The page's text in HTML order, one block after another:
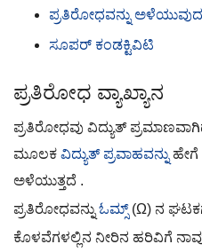
ಪ್ರತಿರೋಧವನ್ನು
ಸೂಪರ್ ಕಂಡಕ್ಟಿವಿಟಿ
ಪ್ರತಿರೋಧ ವ್ಯಾಖ್ಯಾನ
ಪ್ರತಿರೋಧವು ವಿದ್ಯುತ್
ಮೂಲಕ ವಿದ್ಯುತ್ ಪ್ರವಾಹವನ್ನು ಹೇಗೆ
ಅಳೆಯುತ್ತದೆ .
ಪ್ರತಿರೋಧವನ್ನು ಓಮ್ಸ್(Ω) ನ
ಕೊಳವೆಗಳಲ್ಲಿನ ನೀರಿನ ಹರಿವಿಗೆ